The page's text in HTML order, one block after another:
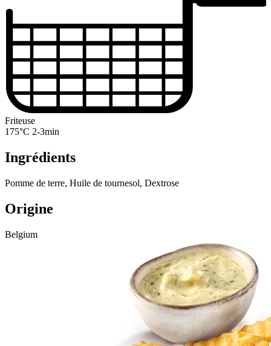
Friteuse
175°C 2-3min
Ingrédients
Pomme de terre, Huile de tournesol, Dextrose
Origine
Belgium